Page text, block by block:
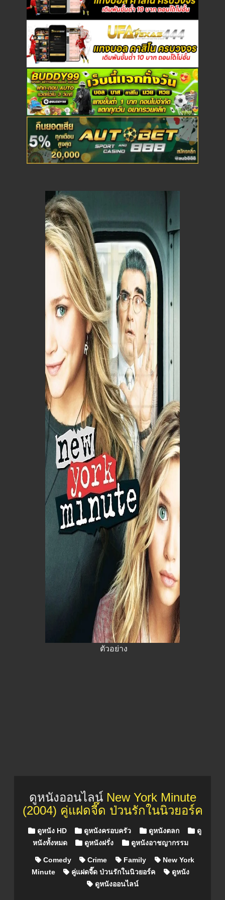
ตัวอย่าง
ดูหนังออนไลน์ New York Minute
(2004) คู่แฝดจี๊ด ป่วนรักในนิวยอร์ค
Posted in
ดูหนัง HD ดูหนังครอบครัว ดูหนังตลก
ดู
หนังทั้งหมด
ดูหนังฝรั่ง ดูหนังอาชญากรรม
Comedy Crime Family
New York
Minute
คู่แฝดจี๊ด ป่วนรักในนิวยอร์ค
ดูหนัง
ดูหนังออนไลน์